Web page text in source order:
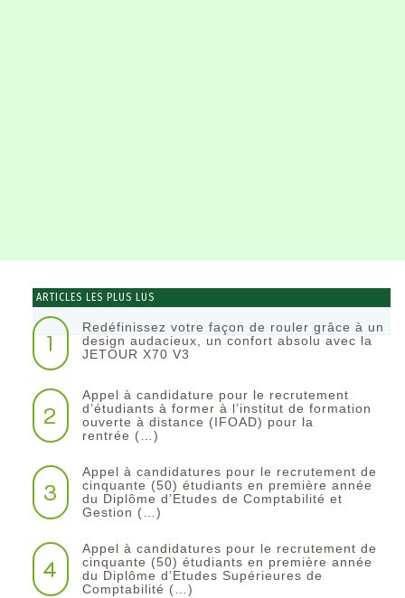
ARTICLES LES PLUS LUS
1
Redéfinissez votre façon de rouler grâce à un
design audacieux, un confort absolu avec la
JETOUR X70 V3
2
Appel à candidature pour le recrutement
d’étudiants à former à l’institut de formation
ouverte à distance (IFOAD) pour la
rentrée (…)
3
Appel à candidatures pour le recrutement de
cinquante (50) étudiants en première année
du Diplôme d’Etudes de Comptabilité et
Gestion (…)
4
Appel à candidatures pour le recrutement de
cinquante (50) étudiants en première année
du Diplôme d’Etudes Supérieures de
Comptabilité (…)